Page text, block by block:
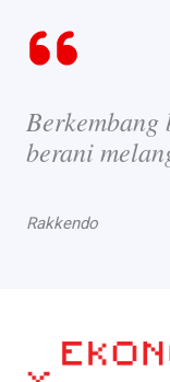
berani
Rakkendo